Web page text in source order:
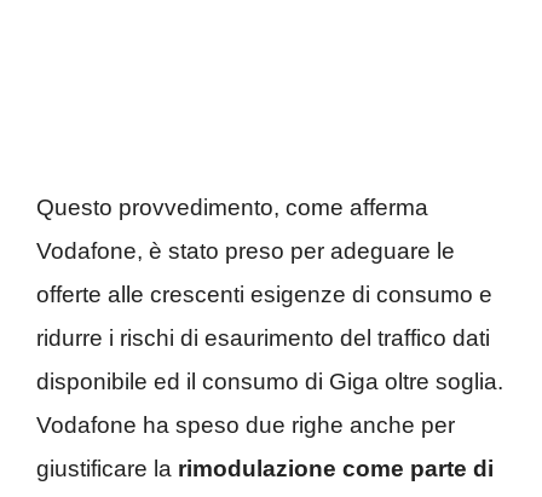
Questo provvedimento, come afferma
Vodafone, è stato preso per adeguare le
offerte alle crescenti esigenze di consumo e
ridurre i rischi di esaurimento del traffico dati
disponibile ed il consumo di Giga oltre soglia.
Vodafone ha speso due righe anche per
giustificare la rimodulazione come parte di